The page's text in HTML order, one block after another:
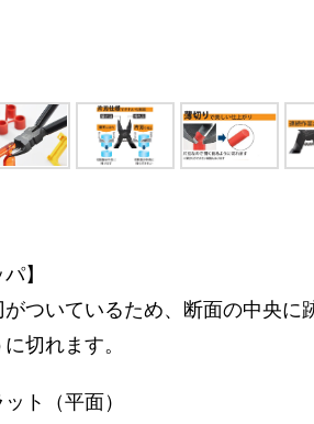
】
ついているため、断面の中央に
切れます。
ト（平面）